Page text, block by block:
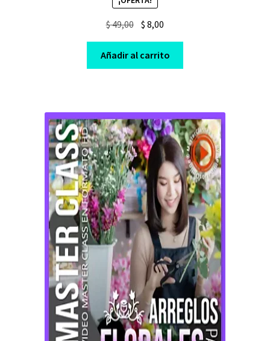
$49,00 Original
price
was:
$ 49,00.
$ 8,00
price
is:
$ 8,00.
Añadir al carrito